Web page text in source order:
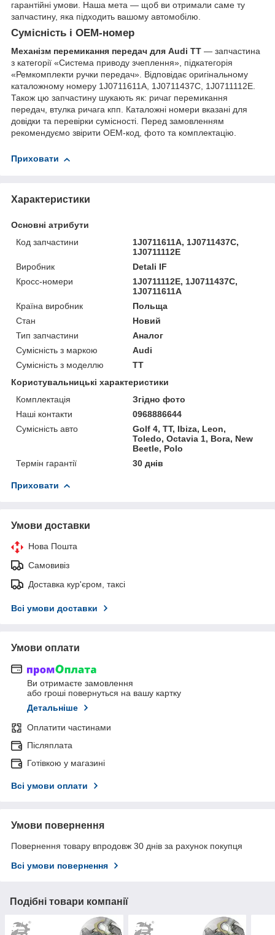
гарантійні умови. Наша мета — щоб ви отримали саме ту
запчастину, яка підходить вашому автомобілю.
Сумісність і OEM-номер
Механізм перемикання передач для Audi TT — запчастина
з категорії «Система приводу зчеплення», підкатегорія
«Ремкомплекти ручки передач». Відповідає оригінальному
каталожному номеру 1J0711611A, 1J0711437C, 1J0711112E.
Також цю запчастину шукають як: ричаг перемикання
передач, втулка ричага кпп. Каталожні номери вказані для
довідки та перевірки сумісності. Перед замовленням
рекомендуємо звірити OEM-код, фото та комплектацію.
Приховати
Характеристики
Основні атрибути
Код запчастини
1J0711611A, 1J0711437C,
1J0711112E
Виробник
Detali IF
Кросс-номери
1J0711112E, 1J0711437C,
1J0711611A
Країна виробник
Польща
Стан
Новий
Тип запчастини
Аналог
Сумісність з маркою
Audi
Сумісність з моделлю
TT
Користувальницькі характеристики
Комплектація
Згідно фото
Наші контакти
0968886644
Сумісність авто
Golf 4, TT, Ibiza, Leon,
Toledo, Octavia 1, Bora, New
Beetle, Polo
Термін гарантії
30 днів
Приховати
Умови доставки
Нова Пошта
Самовивіз
Доставка кур'єром, таксі
Всі умови доставки
Умови оплати
Ви отримаєте замовлення
або гроші повернуться на вашу картку
Детальніше
Оплатити частинами
Післяплата
Готівкою у магазині
Всі умови оплати
Умови повернення
Повернення товару впродовж 30 днів за рахунок покупця
Всі умови повернення
Подібні товари компанії